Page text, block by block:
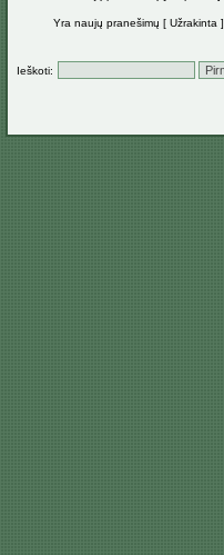
Yra naujų pranešimų [ Užrakinta ]
Ieškoti: